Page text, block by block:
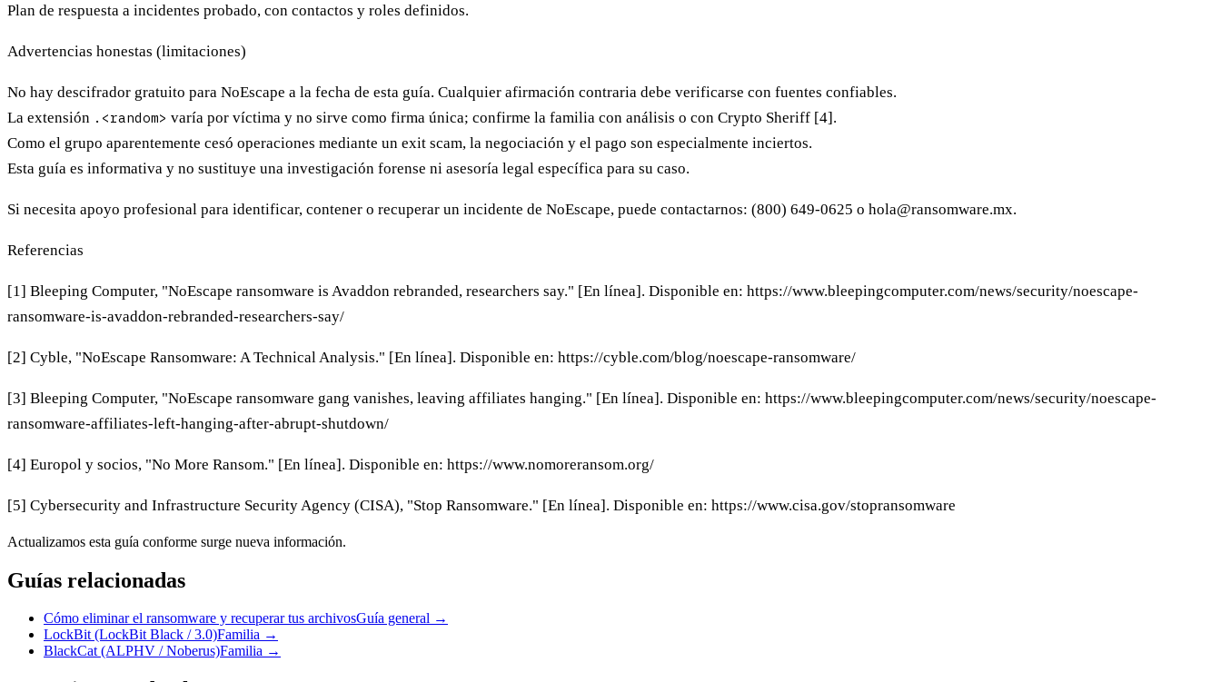
Plan de respuesta a incidentes probado, con contactos y roles definidos.
Advertencias honestas (limitaciones)
No hay descifrador gratuito para NoEscape a la fecha de esta guía. Cualquier afirmación contraria debe verificarse con fuentes confiables.
La extensión .<random> varía por víctima y no sirve como firma única; confirme la familia con análisis o con Crypto Sheriff [4].
Como el grupo aparentemente cesó operaciones mediante un exit scam, la negociación y el pago son especialmente inciertos.
Esta guía es informativa y no sustituye una investigación forense ni asesoría legal específica para su caso.
Si necesita apoyo profesional para identificar, contener o recuperar un incidente de NoEscape, puede contactarnos: (800) 649-0625 o hola@ransomware.mx.
Referencias
[1] Bleeping Computer, "NoEscape ransomware is Avaddon rebranded, researchers say." [En línea]. Disponible en: https://www.bleepingcomputer.com/news/security/noescape-
ransomware-is-avaddon-rebranded-researchers-say/
[2] Cyble, "NoEscape Ransomware: A Technical Analysis." [En línea]. Disponible en: https://cyble.com/blog/noescape-ransomware/
[3] Bleeping Computer, "NoEscape ransomware gang vanishes, leaving affiliates hanging." [En línea]. Disponible en: https://www.bleepingcomputer.com/news/security/noescape-
ransomware-affiliates-left-hanging-after-abrupt-shutdown/
[4] Europol y socios, "No More Ransom." [En línea]. Disponible en: https://www.nomoreransom.org/
[5] Cybersecurity and Infrastructure Security Agency (CISA), "Stop Ransomware." [En línea]. Disponible en: https://www.cisa.gov/stopransomware
Actualizamos esta guía conforme surge nueva información.
Guías relacionadas
Cómo eliminar el ransomware y recuperar tus archivosGuía general →
LockBit (LockBit Black / 3.0)Familia →
BlackCat (ALPHV / Noberus)Familia →